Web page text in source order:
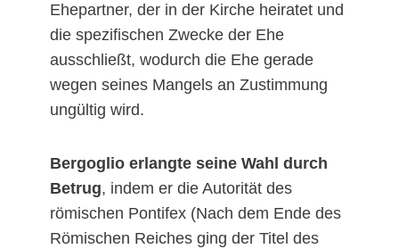
Ehepartner, der in der Kirche heiratet und
die spezifischen Zwecke der Ehe
ausschließt, wodurch die Ehe gerade
wegen seines Mangels an Zustimmung
ungültig wird.
Bergoglio erlangte seine Wahl durch
Betrug, indem er die Autorität des
römischen Pontifex (Nach dem Ende des
Römischen Reiches ging der Titel des